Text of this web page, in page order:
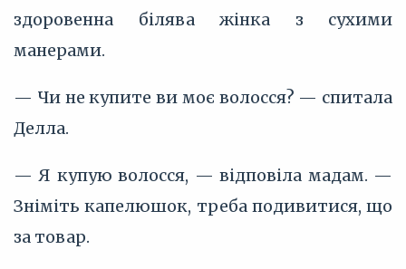
здоровенна білява жінка з сухими
манерами.
— Чи не купите ви моє волосся? — спитала
Делла.
— Я купую волосся, — відповіла мадам. —
Зніміть капелюшок, треба подивитися, що
за товар.